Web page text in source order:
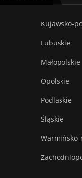
Kujawsko-
Lubuskie
Małopolskie
Opolskie
Podlaskie
Śląskie